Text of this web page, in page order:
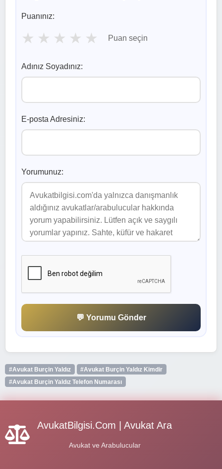
Puanınız:
★ ★ ★ ★ ★ Puan seçin
Adınız Soyadınız:
E-posta Adresiniz:
Yorumunuz:
💬 Yorumu Gönder
#Avukat Burçin Yaldız
#Avukat Burçin Yaldız Kimdir
#Avukat Burçin Yaldız Telefon Numarası
AvukatBilgisi.Com | Avukat Ara
Avukat ve Arabulucular